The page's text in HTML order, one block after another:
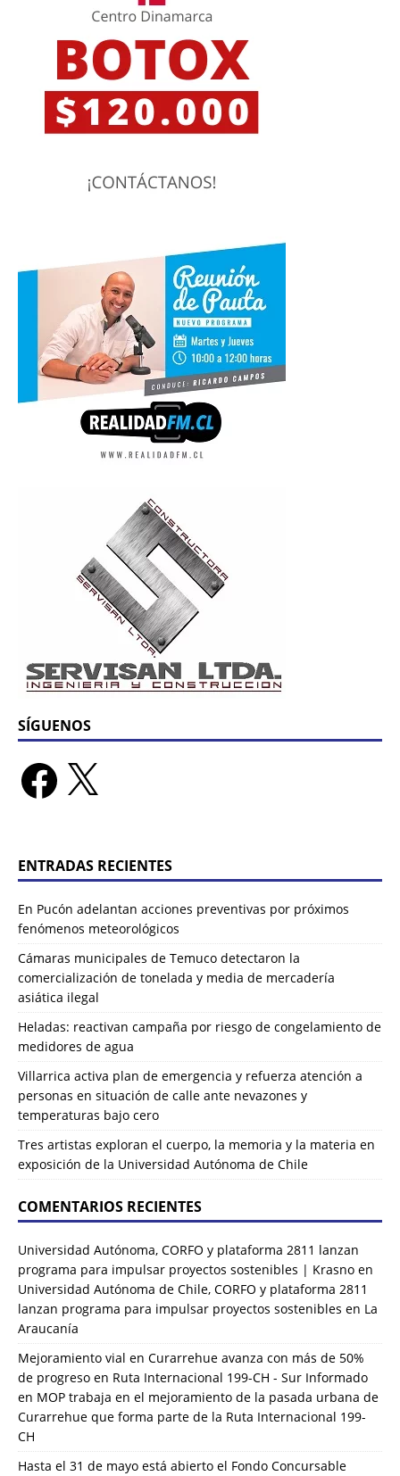
SÍGUENOS
ENTRADAS RECIENTES
En Pucón adelantan acciones preventivas por próximos
fenómenos meteorológicos
Cámaras municipales de Temuco detectaron la
comercialización de tonelada y media de mercadería
asiática ilegal
Heladas: reactivan campaña por riesgo de congelamiento de
medidores de agua
Villarrica activa plan de emergencia y refuerza atención a
personas en situación de calle ante nevazones y
temperaturas bajo cero
Tres artistas exploran el cuerpo, la memoria y la materia en
exposición de la Universidad Autónoma de Chile
COMENTARIOS RECIENTES
Universidad Autónoma, CORFO y plataforma 2811 lanzan
programa para impulsar proyectos sostenibles | Krasno en
Universidad Autónoma de Chile, CORFO y plataforma 2811
lanzan programa para impulsar proyectos sostenibles en La
Araucanía
Mejoramiento vial en Curarrehue avanza con más de 50%
de progreso en Ruta Internacional 199-CH - Sur Informado
en MOP trabaja en el mejoramiento de la pasada urbana de
Curarrehue que forma parte de la Ruta Internacional 199-
CH
Hasta el 31 de mayo está abierto el Fondo Concursable